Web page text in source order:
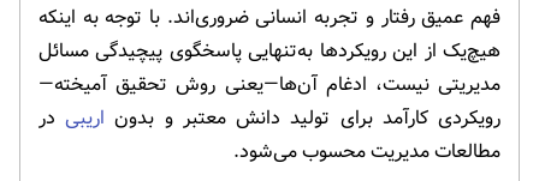
فهم عمیق رفتار و تجربه انسانی ضروری‌اند. با توجه به اینکه
هیچ‌یک از این رویکردها به‌تنهایی پاسخگوی پیچیدگی مسائل
مدیریتی نیست، ادغام آن‌ها—یعنی روش تحقیق آمیخته—
رویکردی کارآمد برای تولید دانش معتبر و بدون اریبیدر
مطالعات مدیریت محسوب می‌شود.